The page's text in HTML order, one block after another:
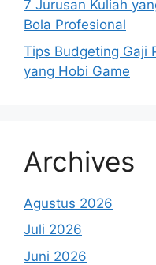
7 Jurusan Kuliah
Bola Profesional
Tips Budgeting Gaji
yang Hobi Game
Archives
Agustus 2026
Juli 2026
Juni 2026